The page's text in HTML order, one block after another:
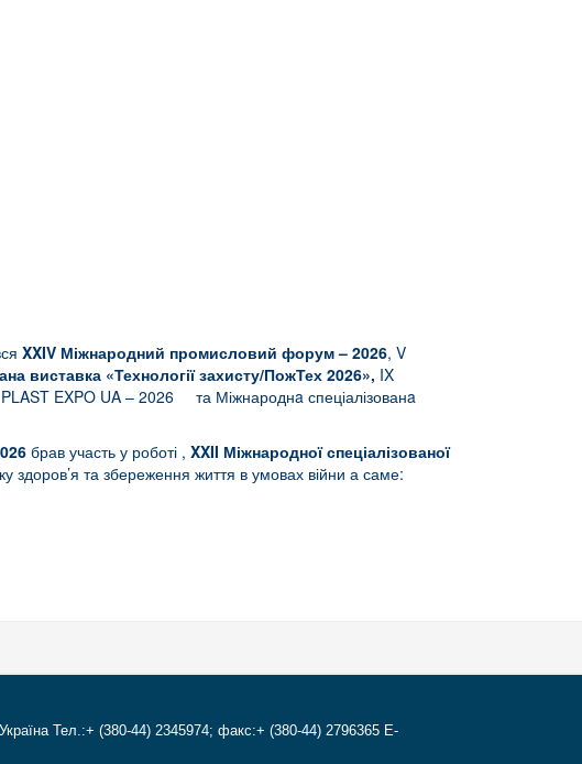
XXIV Міжнародний промисловий форум – 2026, V
виставка «Технології захисту/ПожТех 2026», IX
EXPO UA – 2026 та Міжнароднa спеціалізованa
брав участь у роботі , XXII Міжнародної спеціалізованої
здоров’я та збереження життя в умовах війни а саме:
Тел.:+ (380-44) 2345974; факс:+ (380-44) 2796365 E-